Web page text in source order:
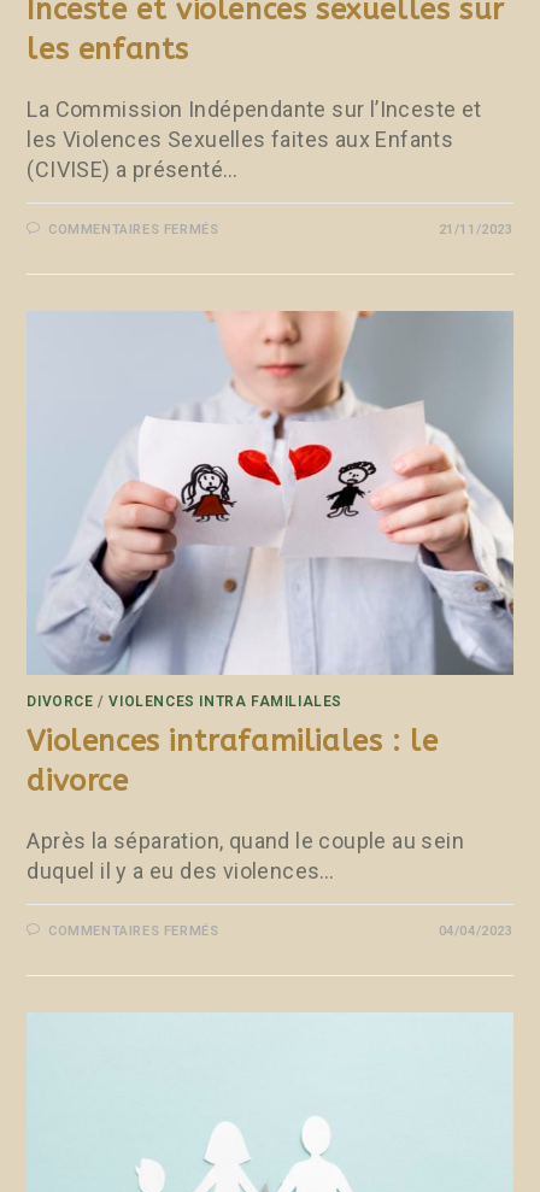
Inceste et violences sexuelles sur
les enfants
La Commission Indépendante sur l’Inceste et
les Violences Sexuelles faites aux Enfants
(CIVISE) a présenté…
COMMENTAIRES FERMÉS 21/11/2023
DIVORCE /VIOLENCES INTRA FAMILIALES
Violences intrafamiliales : le
divorce
Après la séparation, quand le couple au sein
duquel il y a eu des violences…
COMMENTAIRES FERMÉS 04/04/2023